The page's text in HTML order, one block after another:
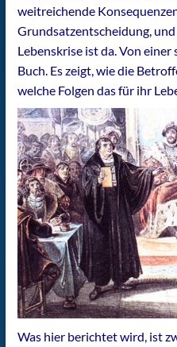
weitreichende
Grundsatzentscheidung,
Lebenskrise ist da. Von
Buch. Es zeigt, wie die
welche Folgen das für ihr
Was hier berichtet wird, ist